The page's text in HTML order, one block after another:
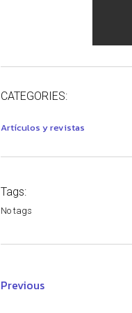
CATEGORIES:
Artículos y revistas
Tags:
No tags
Previous